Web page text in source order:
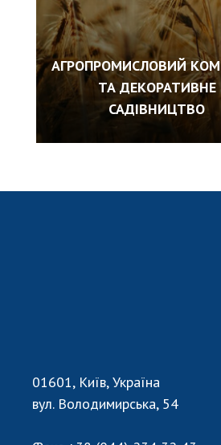
АГРОПРОМИСЛОВИЙ
ТА ДЕКОРАТИВНЕ
САДІВНИЦТВО
01601, Київ, Україна
вул. Володимирська, 54